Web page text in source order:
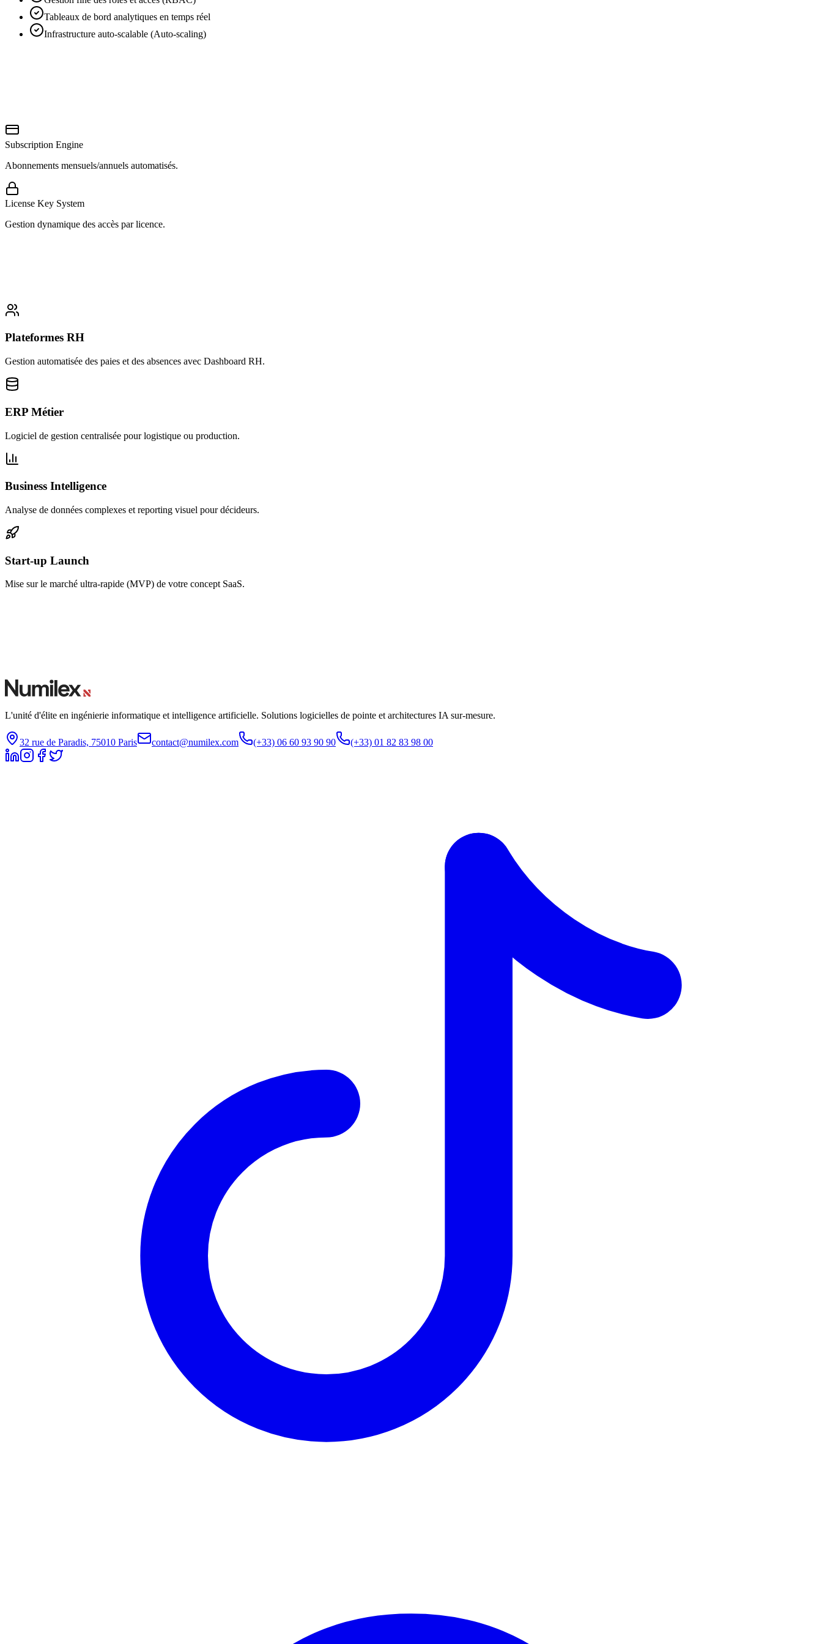
Tableaux de bord analytiques en temps réel
Infrastructure auto-scalable (Auto-scaling)
Subscription Engine
Abonnements mensuels/annuels automatisés.
License Key System
Gestion dynamique des accès par licence.
Plateformes RH
Gestion automatisée des paies et des absences avec Dashboard RH.
ERP Métier
Logiciel de gestion centralisée pour logistique ou production.
Business Intelligence
Analyse de données complexes et reporting visuel pour décideurs.
Start-up Launch
Mise sur le marché ultra-rapide (MVP) de votre concept SaaS.
L'unité d'élite en ingénierie informatique et intelligence artificielle. Solutions logicielles de pointe et architectures IA sur-mesure.
32 rue de Paradis, 75010 Paris contact@numilex.com (+33) 06 60 93 90 90 (+33) 01 82 83 98 00